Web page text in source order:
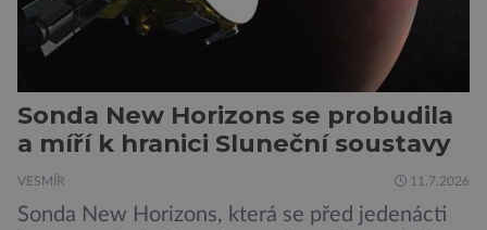
Sonda New Horizons se probudila
a míří k hranici Sluneční soustavy
VESMÍR 11.7.2026
Sonda New Horizons, která se před jedenácti